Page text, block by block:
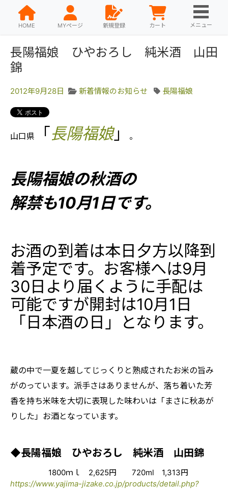
HOME MYページ 新規登録 カート メニュー
長陽福娘 ひやおろし 純米酒 山田
錦
2012年9月28日 新着情報のお知らせ 長陽福娘
山口県 「長陽福娘」 。
長陽福娘の秋酒の
解禁も10月1日です。
お酒の到着は本日夕方以降到
着予定です。お客様へは9月
30日より届くように手配は
可能ですが開封は10月1日
「日本酒の日」となります。
蔵の中で一夏を越してじっくりと熟成されたお米の旨み
がのっています。派手さはありませんが、落ち着いた芳
香を持ち米味を大切に表現した味わいは「まさに秋あが
りした」お酒となっています。
◆長陽福娘 ひやおろし 純米酒 山田錦
1800ｍｌ 2,625円 720ml 1,313円
https://www.yajima-jizake.co.jp/products/detail.php?